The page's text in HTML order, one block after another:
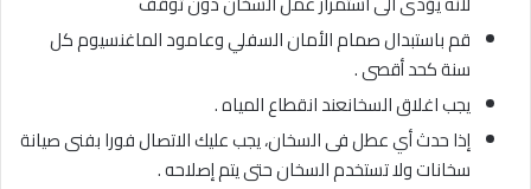
قم باستبدال صمام الأمان السفلي وعامود الماغنسيوم كل
سنة كحد أقصى .
يجب اغلاق السخانعند انقطاع المياه .
إذا حدث أي عطل فى السخان، يجب عليك الاتصال فورا بفنى صيانة
سخانات ولا تستخدم السخان حتى يتم إصلاحه .